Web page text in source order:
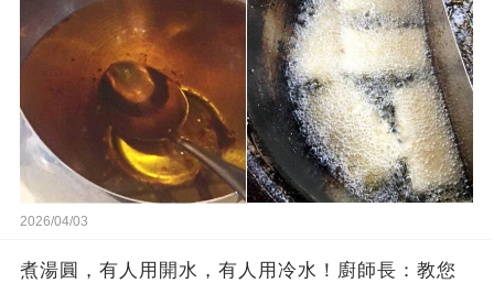
2026/04/03
煮湯圓，有人用開水，有人用冷水！廚師長：教您